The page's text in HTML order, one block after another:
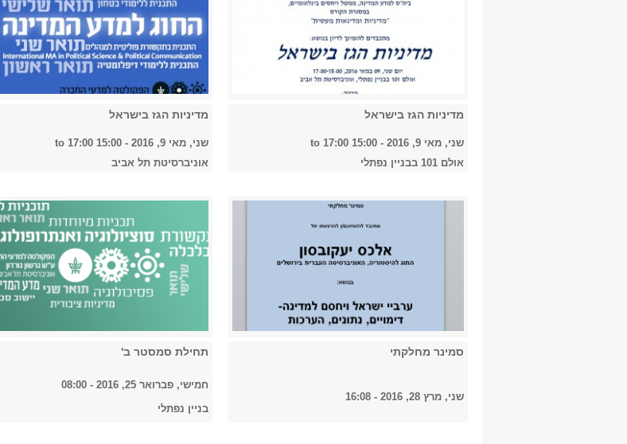
מדיניות הגז בישראל
שני, מאי 9, 2016 - 15:00
17:00
אולם 101 בבניין נפתלי
מדיניות הגז בישראל
שני, מאי 9, 2016 - 15:00
17:00
אוניברסיטת תל אביב
סמינר מחלקתי
שני, מרץ 28, 2016 - 16:08
תחילת סמסטר ב'
חמישי, פברואר 25, 2016 - 08:00
בניין נפתלי